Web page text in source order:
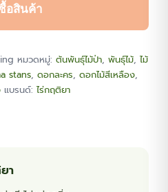
อสินค้า
หมวดหมู่: ต้นพันธุ์ไม้ป่า, พันธุ์ไม้, ไม้
stans, ดอกละคร, ดอกไม้สีเหลือง,
แบรนด์: ไร่กฤติยา
า